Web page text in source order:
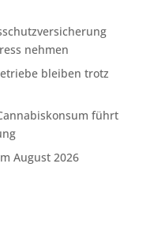
nehmen
bleiben trotz
führt
August 2026